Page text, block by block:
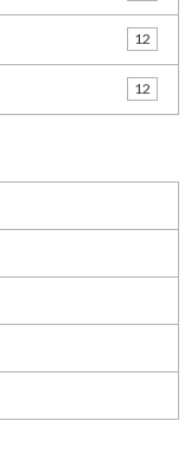
12
12